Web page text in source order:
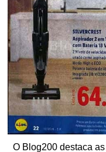
O Blog200 destaca